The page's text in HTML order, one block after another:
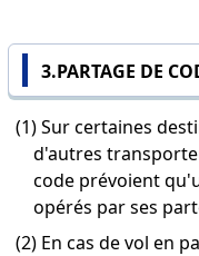
3.PARTAGE DE
(1) Sur certaines
d'autres
code prévoient
opérés par ses
(2) En cas de vol en